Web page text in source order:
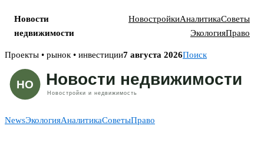
Новости
недвижимости
НовостройкиАналитикаСоветы
ЭкологияПраво
Skip
content
Проекты • рынок • инвестиции7 августа 2026Поиск
NewsЭкологияАналитикаСоветыПраво